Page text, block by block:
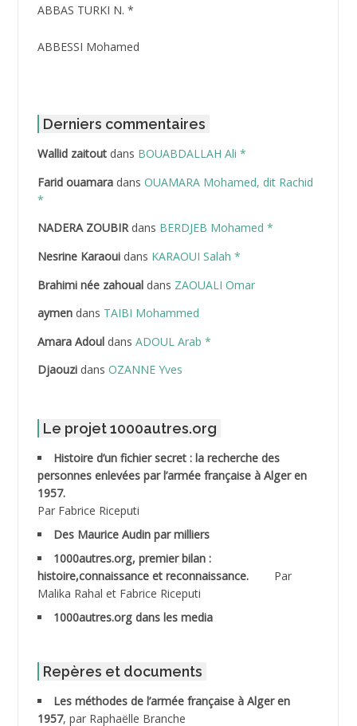
ABBAS TURKI N. *
ABBESSI Mohamed
ABDAT Amar
ABDEDDAIM Hamid
ABDELAZIZ Mohamed
ABDELHAFID Lakhdar
ABDELLI Mohamed
ABDELLI Mohamed *
ABDELMOUMENE Ahmed
ABDESMED Mohamed ben Kaddour
ABDESSELAMI Kouider
ABDESSLEM Ahmed dit le Coiffeur
ABDOUDOU
ABID Mohamed
ABNOUN Salah
Derniers commentaires
Wallid zaitoutdans BOUABDALLAH Ali *
Farid ouamaradans OUAMARA Mohamed, dit Rachid
*
NADERA ZOUBIRdans BERDJEB Mohamed *
Nesrine Karaouidans KARAOUI Salah *
Brahimi née zahoualdans ZAOUALI Omar
aymendans TAIBI Mohammed
Amara Adouldans ADOUL Arab *
Djaouzidans OZANNE Yves
Le projet 1000autres.org
Histoire d’un fichier secret : la recherche des
personnes enlevées par l’armée française à Alger en
1957.
Par Fabrice Riceputi
Des Maurice Audin par milliers
1000autres.org, premier bilan :
histoire,connaissance et reconnaissance.
Par
Malika Rahal et Fabrice Riceputi
1000autres.org dans les media
Repères et documents
Les méthodes de l’armée française à Alger en
1957, par Raphaëlle Branche